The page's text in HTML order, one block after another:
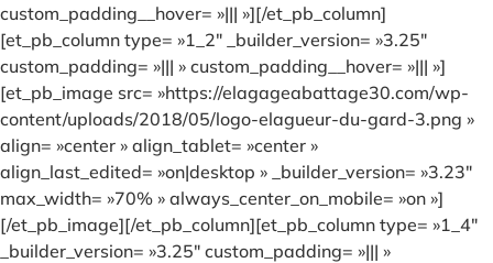
custom_padding__hover= »||| »][/et_pb_column]
[et_pb_column type= »1_2″ _builder_version= »3.25″
custom_padding= »||| » custom_padding__hover= »||| »]
[et_pb_image src= »https://elagageabattage30.com/wp-
content/uploads/2018/05/logo-elagueur-du-gard-3.png »
align= »center » align_tablet= »center »
align_last_edited= »on|desktop » _builder_version= »3.23″
max_width= »70% » always_center_on_mobile= »on »]
[/et_pb_image][/et_pb_column][et_pb_column type= »1_4″
_builder_version= »3.25″ custom_padding= »||| »